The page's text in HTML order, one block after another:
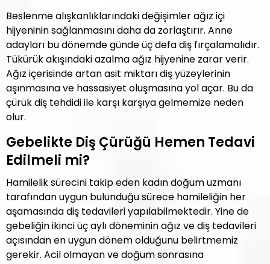
Beslenme alışkanlıklarındaki değişimler ağız içi
hijyeninin sağlanmasını daha da zorlaştırır. Anne
adayları bu dönemde günde üç defa diş fırçalamalıdır.
Tükürük akışındaki azalma ağız hijyenine zarar verir.
Ağız içerisinde artan asit miktarı diş yüzeylerinin
aşınmasına ve hassasiyet oluşmasına yol açar. Bu da
çürük diş tehdidi ile karşı karşıya gelmemize neden
olur.
Gebelikte Diş Çürüğü Hemen Tedavi
Edilmeli mi?
Hamilelik sürecini takip eden kadın doğum uzmanı
tarafından uygun bulunduğu sürece hamileliğin her
aşamasında diş tedavileri yapılabilmektedir. Yine de
gebeliğin ikinci üç aylı döneminin ağız ve diş tedavileri
açısından en uygun dönem olduğunu belirtmemiz
gerekir. Acil olmayan ve doğum sonrasına